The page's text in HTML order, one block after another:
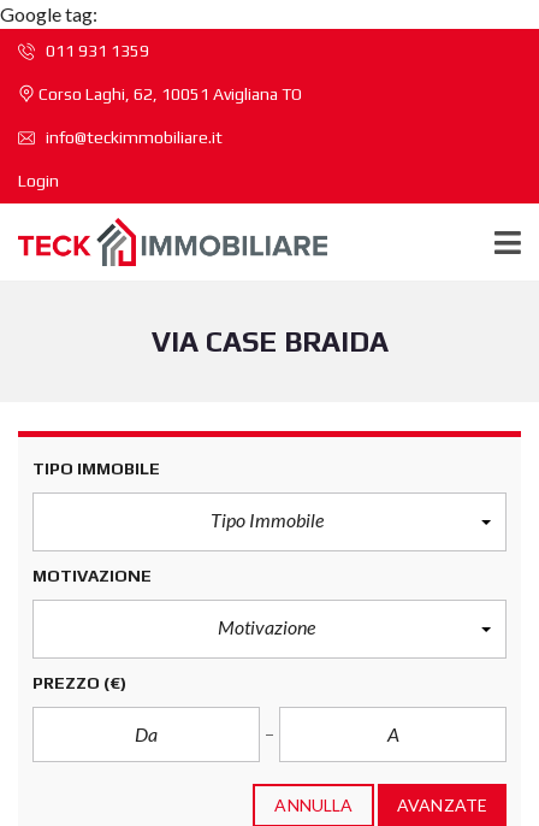
Google tag:
011 931 1359
Corso Laghi, 62, 10051 Avigliana TO
info@teckimmobiliare.it
Login
VIA CASE BRAIDA
TIPO IMMOBILE
Tipo Immobile
MOTIVAZIONE
Motivazione
PREZZO (€)
ANNULLA AVANZATE